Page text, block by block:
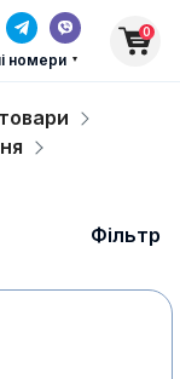
номери
0
Фільтр